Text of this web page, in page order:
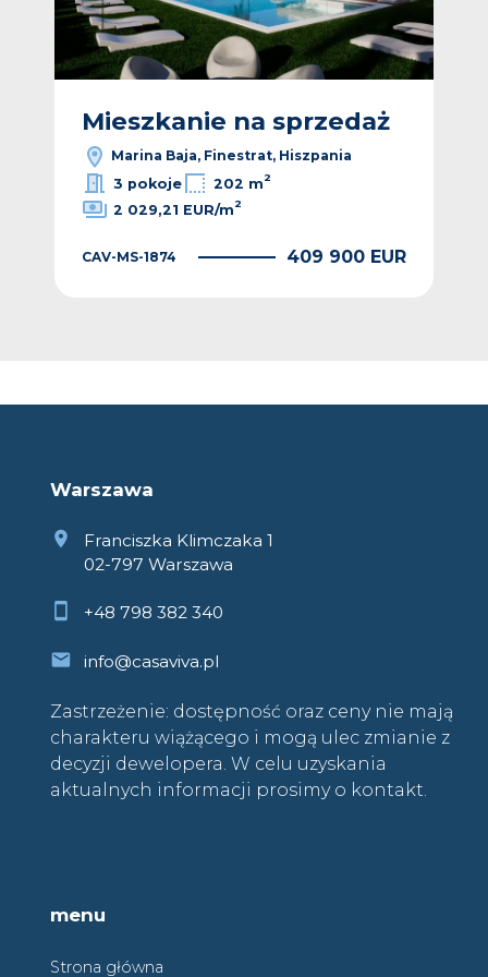
Mieszkanie na sprzedaż
Marina Baja, Finestrat, Hiszpania
3 pokoje
202 m2
2 029,21 EUR/m2
CAV-MS-1874 409 900 EUR
Warszawa
Franciszka Klimczaka 1
02-797 Warszawa
+48 798 382 340
info@casaviva.pl
Zastrzeżenie: dostępność oraz ceny nie mają
charakteru wiążącego i mogą ulec zmianie z
decyzji dewelopera. W celu uzyskania
aktualnych informacji prosimy o kontakt.
menu
Strona główna